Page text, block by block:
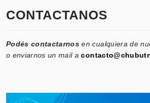
CONTACTANOS
Podés contactarnos en cualquiera de
o enviarnos un mail a